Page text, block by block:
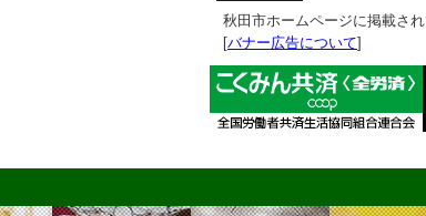
秋田市ホームページに掲載さ
[バナー広告について]